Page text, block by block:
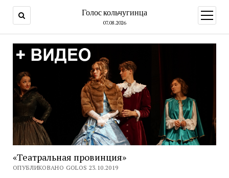
Голос кольчугинца
07.08.2026
меню
«Театральная провинция»
ОПУБЛИКОВАНО GOLOS 23.10.2019